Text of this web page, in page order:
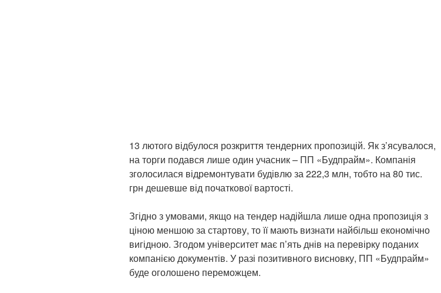
13 лютого відбулося розкриття тендерних пропозицій. Як з’ясувалося,
на торги подався лише один учасник – ПП «Будпрайм». Компанія
зголосилася відремонтувати будівлю за 222,3 млн, тобто на 80 тис.
грн дешевше від початкової вартості.
Згідно з умовами, якщо на тендер надійшла лише одна пропозиція з
ціною меншою за стартову, то її мають визнати найбільш економічно
вигідною. Згодом університет має п’ять днів на перевірку поданих
компанією документів. У разі позитивного висновку, ПП «Будпрайм»
буде оголошено переможцем.